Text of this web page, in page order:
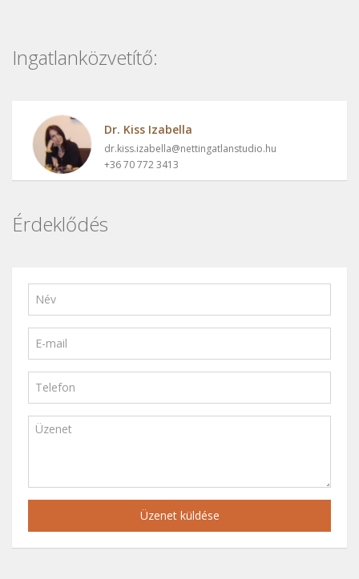
Ingatlanközvetítő:
Dr. Kiss Izabella
dr.kiss.izabella@nettingatlanstudio.hu
+36 70 772 3413
Érdeklődés
Üzenet küldése